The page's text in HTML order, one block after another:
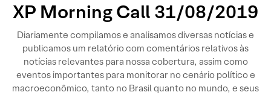
XP Morning Call 31/08/2019
Diariamente compilamos e analisamos diversas notícias e
publicamos um relatório com comentários relativos às
notícias relevantes para nossa cobertura, assim como
eventos importantes para monitorar no cenário político e
macroeconômico, tanto no Brasil quanto no mundo, e seus